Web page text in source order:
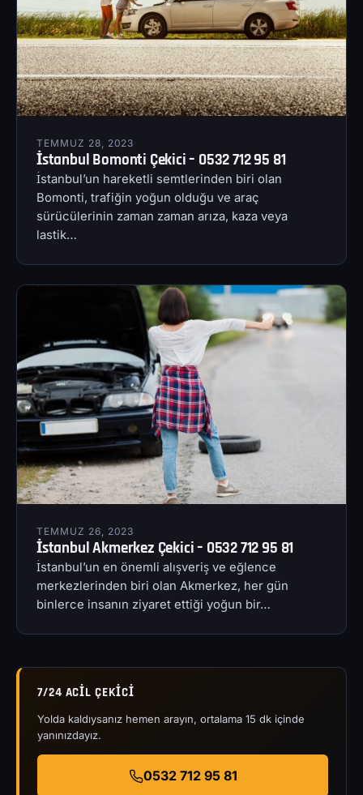
TEMMUZ 28, 2023
İstanbul Bomonti Çekici – 0532 712 95 81
İstanbul’un hareketli semtlerinden biri olan
Bomonti, trafiğin yoğun olduğu ve araç
sürücülerinin zaman zaman arıza, kaza veya
lastik…
TEMMUZ 26, 2023
İstanbul Akmerkez Çekici – 0532 712 95 81
İstanbul’un en önemli alışveriş ve eğlence
merkezlerinden biri olan Akmerkez, her gün
binlerce insanın ziyaret ettiği yoğun bir…
7/24 ACIL ÇEKICI
Yolda kaldıysanız hemen arayın, ortalama 15 dk içinde
yanınızdayız.
0532 712 95 81